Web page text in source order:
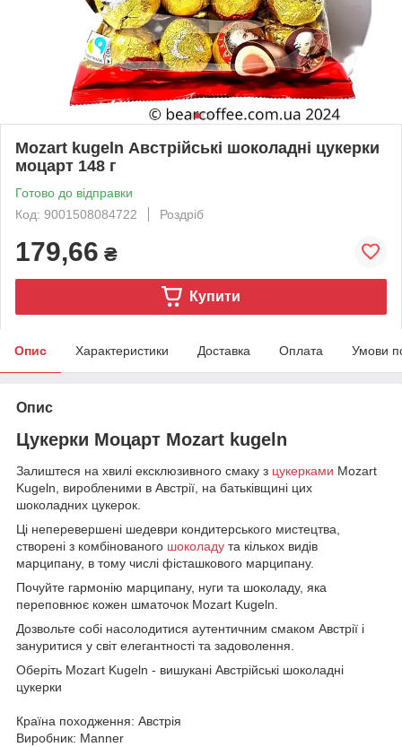
Mozart kugeln Австрійські шоколадні цукерки
моцарт 148 г
Готово до відправки
Код: 9001508084722
Роздріб
179,66 ₴
Купити
Опис Характеристики Доставка Оплата Умови
Опис
Цукерки Моцарт Mozart kugeln
Залиштеся на хвилі ексклюзивного смаку з цукерками Mozart
Kugeln, виробленими в Австрії, на батьківщині цих
шоколадних цукерок.
Ці неперевершені шедеври кондитерського мистецтва,
створені з комбінованого шоколаду та кількох видів
марципану, в тому числі фісташкового марципану.
Почуйте гармонію марципану, нуги та шоколаду, яка
переповнює кожен шматочок Mozart Kugeln.
Дозвольте собі насолодитися аутентичним смаком Австрії і
зануритися у світ елегантності та задоволення.
Оберіть Mozart Kugeln - вишукані Австрійські шоколадні
цукерки
Країна походження: Австрія
Виробник: Manner